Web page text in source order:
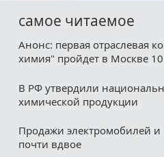
самое читаемое
Анонс: первая отраслевая
химия" пройдет в Москве 10
В РФ утвердили
химической продукции
Продажи электромобилей
почти вдвое